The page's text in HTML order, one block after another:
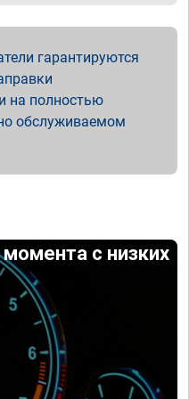
гарантируются
на полностью
обслуживаемом
с низких